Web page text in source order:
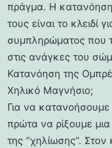
πράγμα. Η
τους είναι το κλειδί
συμπληρώματος που
στις ανάγκες του
Κατανόηση της
Χηλικό Μαγνήσιο;
Για να
πρώτα να ρίξουμε
της “χηλίωσης”.